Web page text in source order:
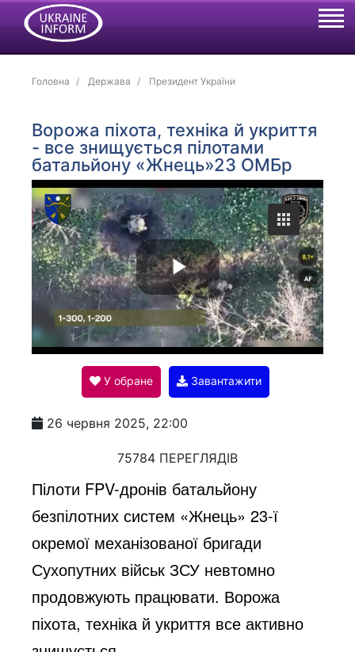
Головна Держава Президент України
Ворожа піхота, техніка й укриття
- все знищується пілотами
батальйону «Жнець»23 ОМБр
P
l
a
y
V
i
d
У обране Завантажити
26 червня 2025, 22:00
75784 ПЕРЕГЛЯДІВ
Пілоти FPV-дронів батальйону
безпілотних систем «Жнець» 23-ї
окремої механізованої бригади
Сухопутних військ ЗСУ невтомно
продовжують працювати. Ворожа
піхота, техніка й укриття все активно